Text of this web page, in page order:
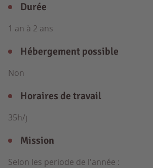
Durée
1 an à 2 ans
Hébergement possible
Non
Horaires de travail
35h/j
Mission
Selon les periode de l'année :